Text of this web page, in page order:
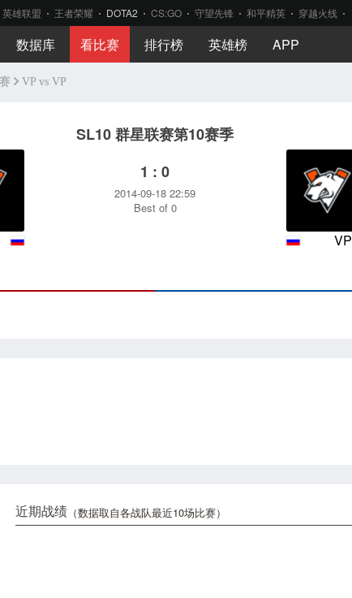
英雄联盟 王者荣耀 DOTA2 CS:GO 守望先锋 和平精英 穿越火线
数据库 看比赛 排行榜 英雄榜 APP
VP vs VP
SL10 群星联赛第10赛季
1 : 0
2014-09-18 22:59
Best of 0
VP
近期战绩 （数据取自各战队最近10场比赛）